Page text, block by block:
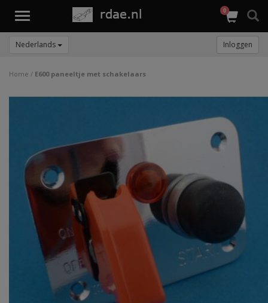
Toggle
0
Nederlands Inloggen
Home / E600 paneeltje met schakelaars